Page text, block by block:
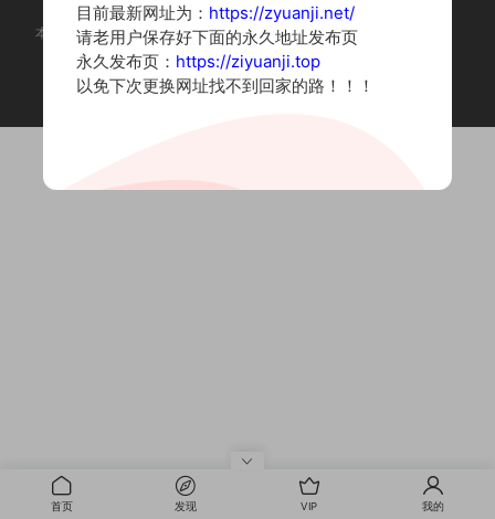
本站为摄影写真图片网站，内容来自网络收集整理，仅作个人学习使用。
如有违法内容请联系删除
Copyright © 2022 资源集
首页 发现 VIP 我的
目前最新网址为： https://zyuanji.net/
请老用户保存好下面的永久地址发布页
永久发布页： https://ziyuanji.top
以免下次更换网址找不到回家的路！！！